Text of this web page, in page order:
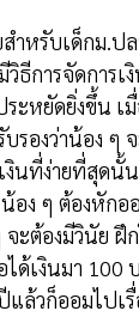
ำหรับเด็กม.ป
ธีการจัดการเ
หยัดยิ่งขึ้น เมื่
บรองว่าน้อง ๆ
งินที่ง่ายที่สุดนั้
ง ๆ ต้องหักอ
ะต้องมีวินัย ฝึ
ได้เงินมา 100
ล้วก็ออมไปเรื่